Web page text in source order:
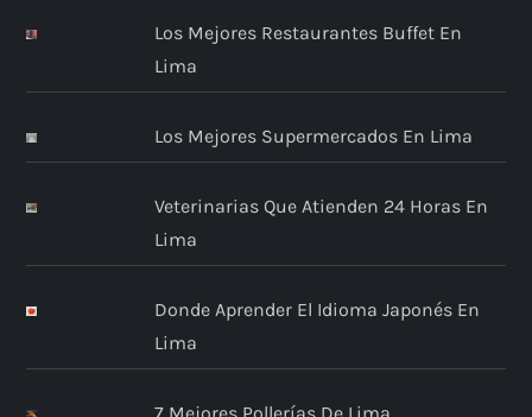
Los Mejores Restaurantes Buffet En
Lima
Los Mejores Supermercados En Lima
Veterinarias Que Atienden 24 Horas En
Lima
Donde Aprender El Idioma Japonés En
Lima